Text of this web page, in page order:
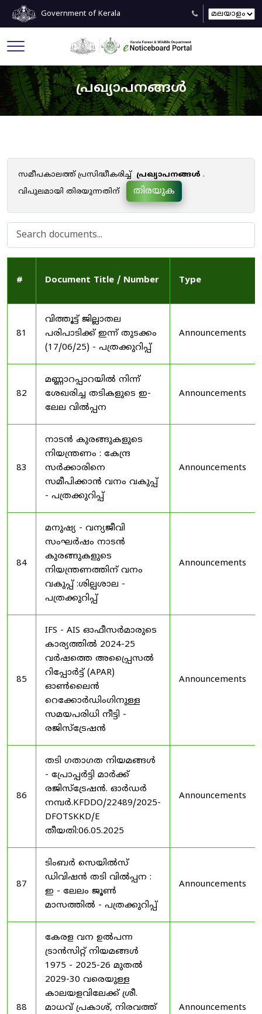
Government of Kerala
പ്രഖ്യാപനങ്ങൾ
സമീപകാലത്ത് പ്രസിദ്ധീകരിച്ച് പ്രഖ്യാപനങ്ങൾ .
വിപുലമായി തിരയുന്നതിന്
തിരയുക
# Document Title / Number Type
81
വിത്തൂട്ട് ജില്ലാതല
പരിപാടിക്ക് ഇന്ന് തുടക്കം
(17/06/25) - പത്രക്കുറിപ്പ്
Announcements
82
മണ്ണാറപ്പാറയിൽ നിന്ന്
ശേഖരിച്ച തടികളുടെ ഇ-
ലേല വിൽപ്പന
Announcements
83
നാടൻ കുരങ്ങുകളുടെ
നിയന്ത്രണം : കേന്ദ്ര
സർക്കാരിനെ
സമീപിക്കാൻ വനം വകുപ്പ്
- പത്രക്കുറിപ്പ്
Announcements
84
മനുഷ്യ - വന്യജീവി
സംഘർഷം നാടൻ
കുരങ്ങുകളുടെ
നിയന്ത്രണത്തിന് വനം
വകുപ്പ് :ശില്പശാല -
പത്രക്കുറിപ്പ്
Announcements
85
IFS - AIS ഓഫീസർമാരുടെ
കാര്യത്തിൽ 2024-25
വർഷത്തെ അപ്പ്രൈസൽ
റിപ്പോർട്ട് (APAR)
ഓൺലൈൻ
റെക്കോർഡിംഗിനുള്ള
സമയപരിധി നീട്ടി -
രജിസ്ട്രേഷൻ
Announcements
86
തടി ഗതാഗത നിയമങ്ങൾ
- പ്രോപ്പർട്ടി മാർക്ക്
രജിസ്ട്രേഷൻ. ഓർഡർ
നമ്പർ.KFDDO/22489/2025-
DFOTSKKD/E
തീയതി:06.05.2025
Announcements
87
ടിംബർ സെയിൽസ്
ഡിവിഷൻ തടി വിൽപ്പന :
ഇ - ലേലം ജൂൺ
മാസത്തിൽ - പത്രക്കുറിപ്പ്
Announcements
88
കേരള വന ഉൽ‌പന്ന
ട്രാൻസിറ്റ് നിയമങ്ങൾ
1975 - 2025-26 മുതൽ
2029-30 വരെയുള്ള
കാലയളവിലേക്ക് ശ്രീ.
മാധവ് പ്രകാശ്, നിരവത്ത്
Announcements